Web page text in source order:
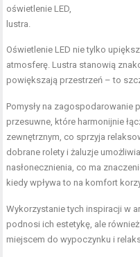
oświetlenie LED,
lustra.
Oświetlenie LED nie tylko
atmosferę. Lustra stanowią
powiększają przestrzeń – to
Pomysły na zagospodarowanie
przesuwne, które harmonijnie
zewnętrznym, co sprzyja
dobrane rolety i żaluzje
nasłonecznienia, co ma
kiedy wpływa to na komfort
Wykorzystanie tych inspiracji w
podnosi ich estetykę, ale
miejscem do wypoczynku i